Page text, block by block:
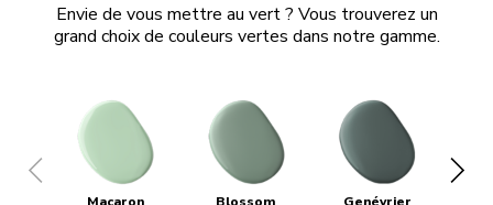
Envie de vous mettre au vert ? Vous trouverez un
grand choix de couleurs vertes dans notre gamme.